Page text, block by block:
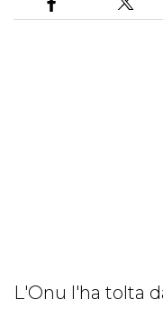
L'Onu l'ha tolta